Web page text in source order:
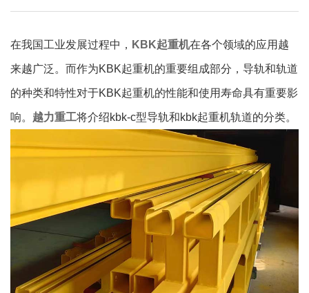
在我国工业发展过程中， KBK起重机在各个领域的应用越
来越广泛。而作为KBK起重机的重要组成部分，导轨和轨道
的种类和特性对于KBK起重机的性能和使用寿命具有重要影
响。 越力重工将介绍kbk-c型导轨和kbk起重机轨道的分类。